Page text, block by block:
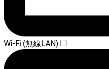
Wi-Fi (無線LAN)